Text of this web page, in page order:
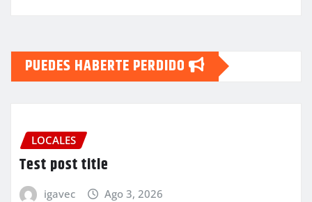
PUEDES HABERTE PERDIDO
LOCALES
Test post title
igavec Ago 3, 2026